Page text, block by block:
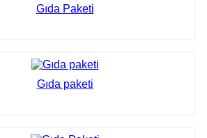
Gıda Paketi
Gıda paketi